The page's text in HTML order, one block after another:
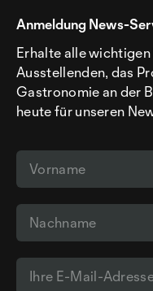
Anmeldung News-
Erhalte alle
Ausstellenden, das
Gastronomie an der
heute für unseren